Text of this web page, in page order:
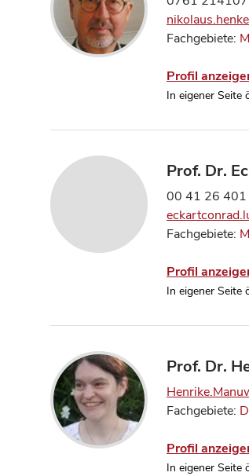
Fachgebiete:
Profil
In eigener Seite
Prof. Dr.
00 41 26
Fachgebiete:
Profil
In eigener Seite
Prof. Dr.
Fachgebiete:
Profil
In eigener Seite